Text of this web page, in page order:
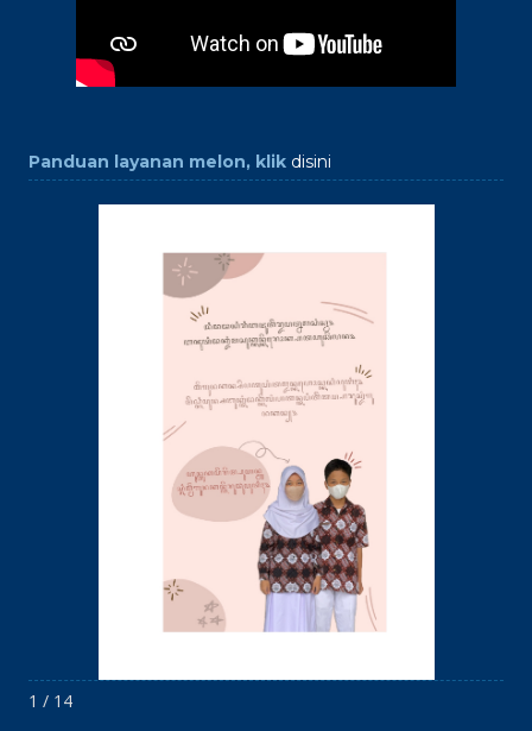
Panduan layanan melon, klik disini
1 / 14